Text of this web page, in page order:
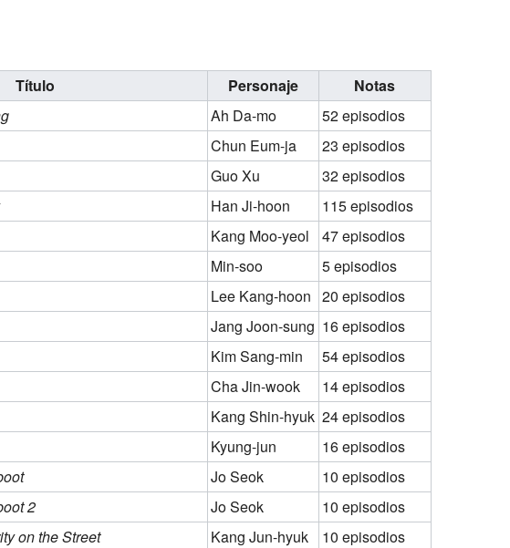
Título Personaje
Notas
Ah Da-mo 52 episodios
Chun Eum-ja
23 episodios
Guo Xu 32 episodios
Han Ji-hoon
115 episodios
Kang Moo-yeol
47 episodios
Min-soo 5 episodios
Lee Kang-hoon 20 episodios
Jang Joon-sung 16 episodios
Kim Sang-min 54 episodios
Cha Jin-wook
14 episodios
Kang Shin-hyuk 24 episodios
Kyung-jun 16 episodios
Jo Seok
10 episodios
2
Jo Seok
10 episodios
on the Street
Kang Jun-hyuk
10 episodios